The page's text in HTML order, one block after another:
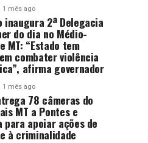
1 mês ago
inaugura 2ª Delegacia
do dia no Médio-
MT: “Estado tem
combater violência
afirma governador
1 mês ago
78 câmeras do
MT a Pontes e
para apoiar ações de
à criminalidade